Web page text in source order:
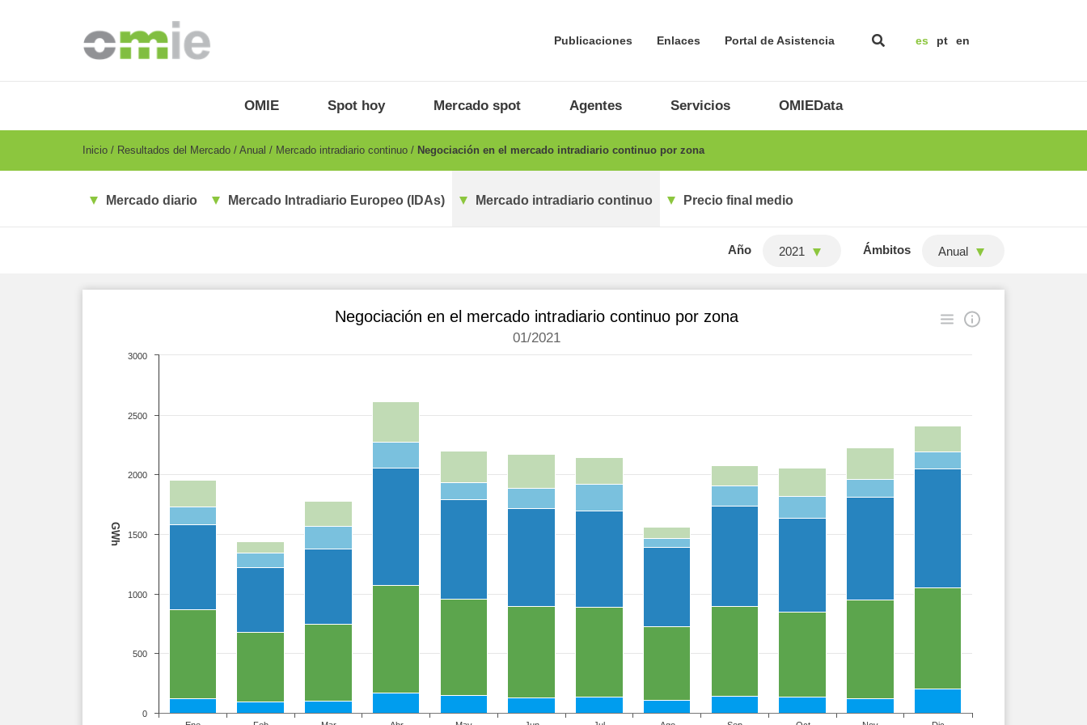
Publicaciones Enlaces Portal de Asistencia es pt en
ES
OMIE Spot hoy Mercado spot Agentes Servicios OMIEData
Breadcrumb
Inicio Resultados del Mercado Anual Mercado intradiario continuo Negociación en el mercado intradiario continuo por zona
Mercado diario Mercado Intradiario Europeo (IDAs) Mercado intradiario continuo Precio final medio
Año 2021 Ámbitos Anual
GWh
Negociación en el mercado intradiario continuo por zona
01/2021
0
500
1000
1500
2000
2500
3000